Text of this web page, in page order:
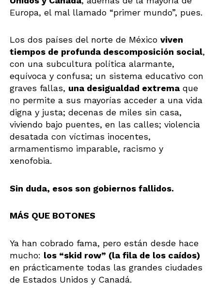
Europa, el mal llamado “primer mundo”, pues.
Los dos países del norte de México viven
tiempos de profunda descomposición social,
con una subcultura política alarmante,
equívoca y confusa; un sistema educativo con
graves fallas, una desigualdad extrema que
no permite a sus mayorías acceder a una vida
digna y justa; decenas de miles sin casa,
viviendo bajo puentes, en las calles; violencia
desatada con víctimas inocentes,
armamentismo imparable, racismo y
xenofobia.
Sin duda, esos son gobiernos fallidos.
MÁS QUE BOTONES
Ya han cobrado fama, pero están desde hace
mucho: los “skid row” (la fila de los caídos)
en prácticamente todas las grandes ciudades
de Estados Unidos y Canadá.